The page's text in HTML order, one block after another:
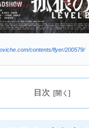
contents/flyer/200579/
目次